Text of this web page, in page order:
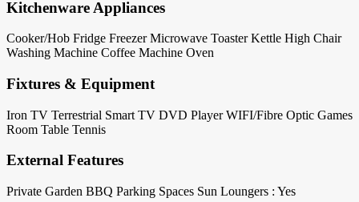
Kitchenware Appliances
Cooker/Hob Fridge Freezer Microwave Toaster Kettle High Chair
Washing Machine Coffee Machine Oven
Fixtures & Equipment
Iron TV Terrestrial Smart TV DVD Player WIFI/Fibre Optic Games
Room Table Tennis
External Features
Private Garden BBQ Parking Spaces Sun Loungers : Yes